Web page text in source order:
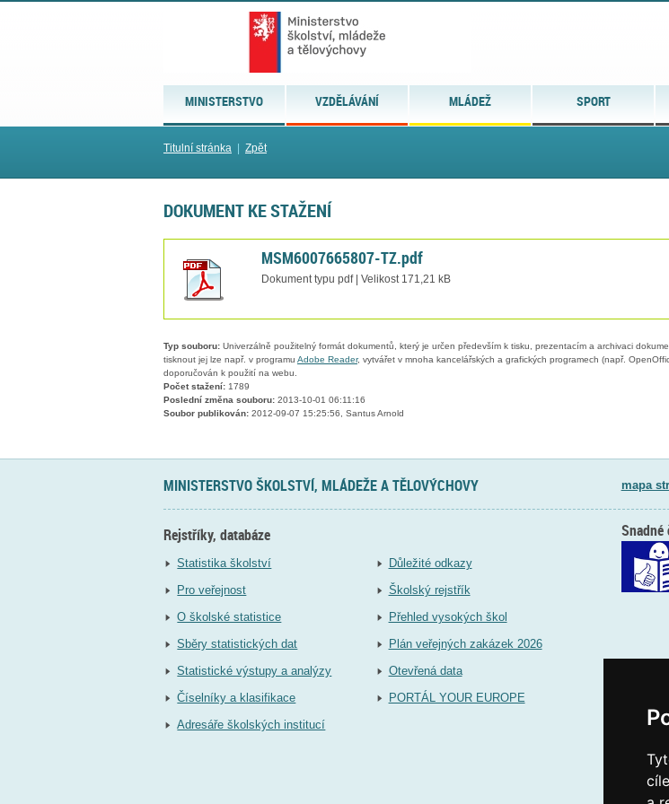
MINISTERSTVO VZDĚLÁVÁNÍ MLÁDEŽ SPORT
Titulní stránka Zpět
DOKUMENT KE STAŽENÍ
MSM6007665807-TZ.pdf
Dokument typu pdf | Velikost 171,21 kB
Typ souboru: Univerzálně použitelný formát dokumentů, který je určen především k tisku, prezentacím a archivaci
tisknout jej lze např. v programu Adobe Reader, vytvářet v mnoha kancelářských a grafických programech (např.
doporučován k použití na webu.
Počet stažení: 1789
Poslední změna souboru: 2013-10-01 06:11:16
Soubor publikován: 2012-09-07 15:25:56, Santus Arnold
MINISTERSTVO ŠKOLSTVÍ, MLÁDEŽE A TĚLOVÝCHOVY mapa
Rejstříky, databáze
Statistika školství
Pro veřejnost
O školské statistice
Sběry statistických dat
Statistické výstupy a analýzy
Číselníky a klasifikace
Adresáře školských institucí
Důležité odkazy
Školský rejstřík
Přehled vysokých škol
Plán veřejných zakázek 2026
Otevřená data
PORTÁL YOUR EUROPE
Snadné